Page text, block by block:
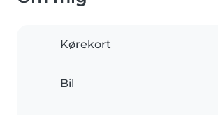
Kørekort
Bil